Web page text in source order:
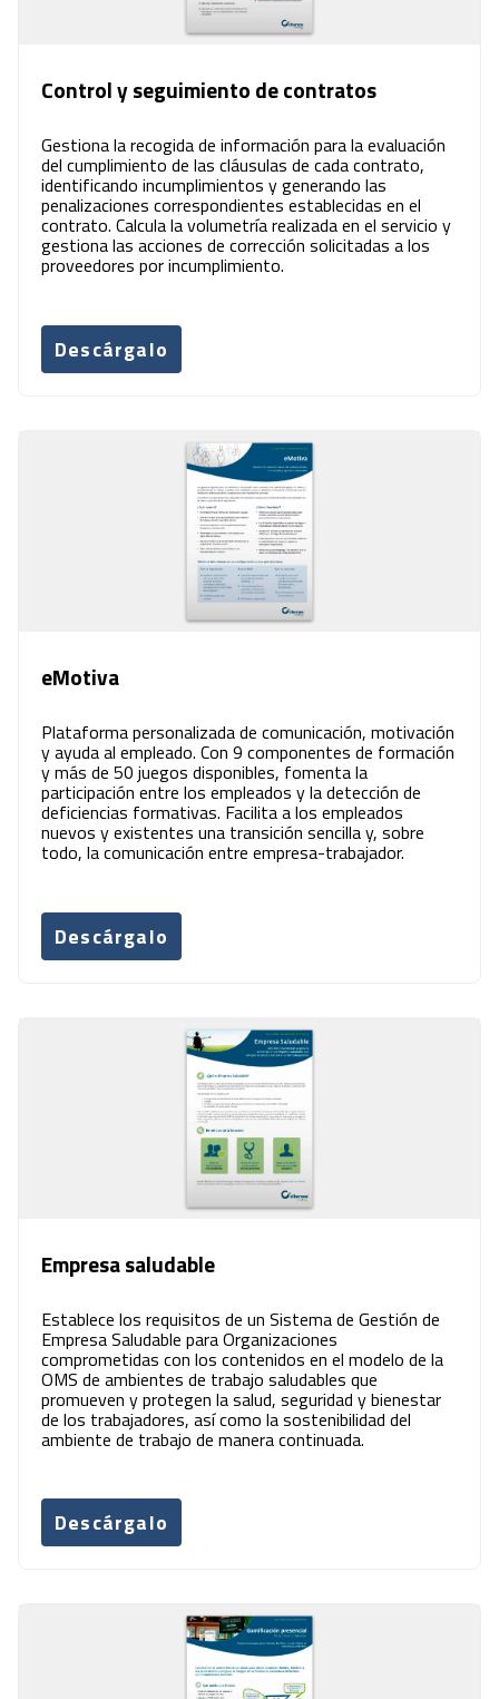
Control y seguimiento de contratos
Gestiona la recogida de información para la evaluación
del cumplimiento de las cláusulas de cada contrato,
identificando incumplimientos y generando las
penalizaciones correspondientes establecidas en el
contrato. Calcula la volumetría realizada en el servicio y
gestiona las acciones de corrección solicitadas a los
proveedores por incumplimiento.
Descárgalo
eMotiva
Plataforma personalizada de comunicación, motivación
y ayuda al empleado. Con 9 componentes de formación
y más de 50 juegos disponibles, fomenta la
participación entre los empleados y la detección de
deficiencias formativas. Facilita a los empleados
nuevos y existentes una transición sencilla y, sobre
todo, la comunicación entre empresa-trabajador.
Descárgalo
Empresa saludable
Establece los requisitos de un Sistema de Gestión de
Empresa Saludable para Organizaciones
comprometidas con los contenidos en el modelo de la
OMS de ambientes de trabajo saludables que
promueven y protegen la salud, seguridad y bienestar
de los trabajadores, así como la sostenibilidad del
ambiente de trabajo de manera continuada.
Descárgalo